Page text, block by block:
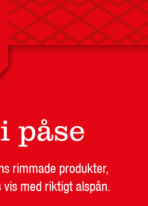
påse
rimmade produkter,
med riktigt alspån.